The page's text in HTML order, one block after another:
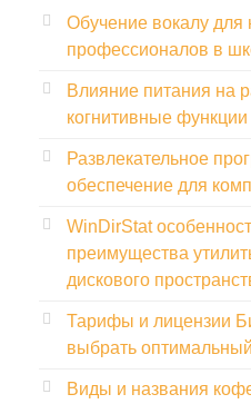
Обучение вокалу для
профессионалов в
Влияние питания на
когнитивные функции
Развлекательное
обеспечение для
WinDirStat
преимущества
дискового
Тарифы и лицензии
выбрать
Виды и названия